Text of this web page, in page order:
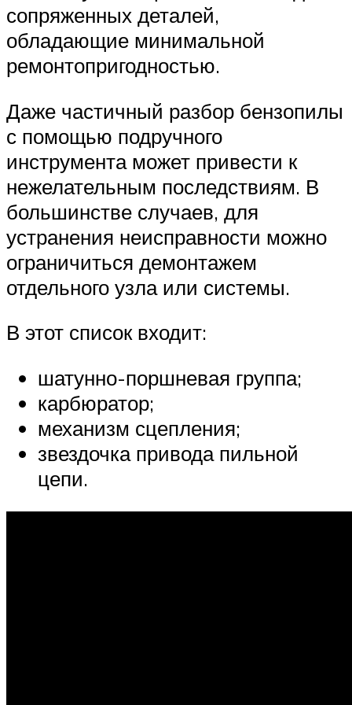
сопряженных деталей,
обладающие минимальной
ремонтопригодностью.
Даже частичный разбор бензопилы
с помощью подручного
инструмента может привести к
нежелательным последствиям. В
большинстве случаев, для
устранения неисправности можно
ограничиться демонтажем
отдельного узла или системы.
В этот список входит:
шатунно-поршневая группа;
карбюратор;
механизм сцепления;
звездочка привода пильной
цепи.